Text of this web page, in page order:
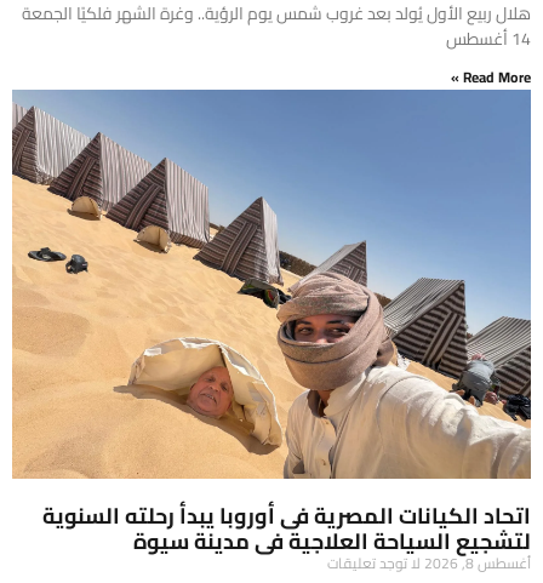
هلال ربيع الأول يُولد بعد غروب شمس يوم الرؤية.. وغرة الشهر فلكيًا الجمعة
14 أغسطس
Read More »
اتحاد الكيانات المصرية فى أوروبا يبدأ رحلته السنوية
لتشجيع السياحة العلاجية فى مدينة سيوة
أغسطس 8, 2026 لا توجد تعليقات